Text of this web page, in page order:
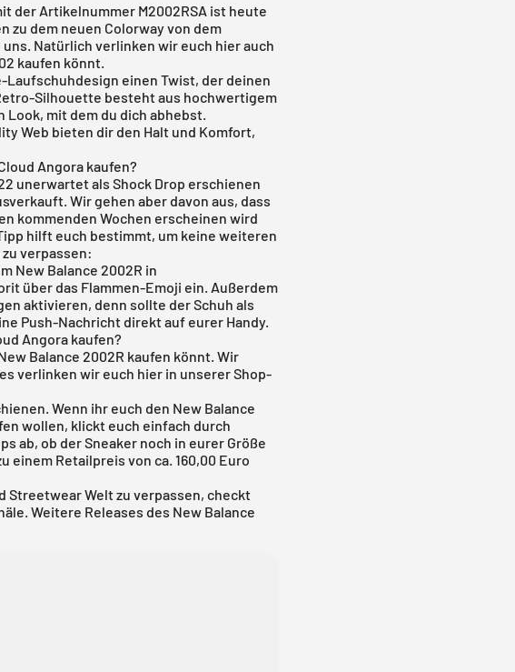
der Artikelnummer M2002RSA ist heute
zu dem neuen Colorway von dem
Natürlich verlinken wir euch hier auch
kaufen könnt.
einen Twist, der deinen
Silhouette besteht aus hochwertigem
mit dem du dich abhebst.
Web bieten dir den Halt und Komfort,
Angora kaufen?
unerwartet als Shock Drop erschienen
Wir gehen aber davon aus, dass
kommenden Wochen erscheinen wird
hilft euch bestimmt, um keine weiteren
verpassen:
New Balance 2002R in
über das Flammen-Emoji ein. Außerdem
aktivieren, denn sollte der Schuh als
Push-Nachricht direkt auf eurer Handy.
Angora kaufen?
Balance 2002R kaufen könnt. Wir
verlinken wir euch hier in unserer Shop-
Wenn ihr euch den New Balance
wollen, klickt euch einfach durch
ab, ob der Sneaker noch in eurer Größe
einem Retailpreis von ca. 160,00 Euro
Streetwear Welt zu verpassen, checkt
Weitere Releases des New Balance